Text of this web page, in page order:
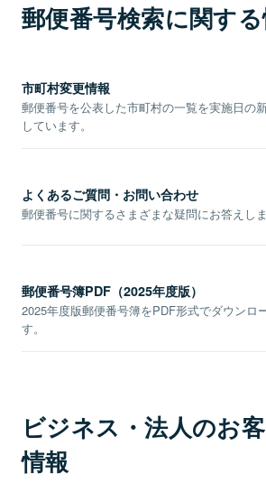
郵便番号検索に関す
市町村変更情報
郵便番号を公表した市町村の一覧を実施日の
しています。
よくあるご質問・お問い合わせ
郵便番号に関するさまざまな疑問にお答えしま
郵便番号簿PDF（2025年度版）
2025年度版郵便番号簿をPDF形式でダウンロ
す。
ビジネス・法人のお
情報